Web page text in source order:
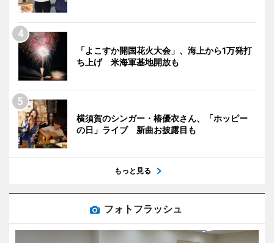
「よこすか開国花火大会」、海上から1万発打
ち上げ 米海軍基地開放も
横須賀のシンガー・椿優衣さん、「ホッピー
の日」ライブ 新曲お披露目も
もっと見る
フォトフラッシュ